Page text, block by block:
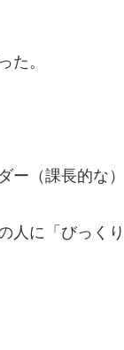
た。
（課長的な）
人に「びっくり